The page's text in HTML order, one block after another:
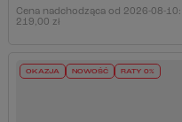
Cena nadchodząca od 2026-08-10:
219,00 zł
OKAZJA NOWOŚĆ RATY 0%